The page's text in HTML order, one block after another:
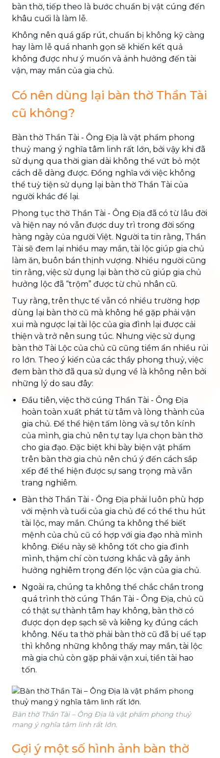
bàn thờ, tiếp theo là bước chuẩn bị vật cúng đến
khâu cuối là làm lễ.
Không nên quá gấp rút, chuẩn bị không kỹ càng
hay làm lễ quá nhanh gọn sẽ khiến kết quả
không được như ý muốn và ảnh hưởng đến tài
vận, may mắn của gia chủ.
Có nên dùng lại bàn thờ Thần Tài
cũ không?
Bàn thờ Thần Tài - Ông Địa là vật phẩm phong
thuỷ mang ý nghĩa tâm linh rất lớn, bởi vậy khi đã
sử dụng qua thời gian dài không thể vứt bỏ một
cách dễ dàng được. Đồng nghĩa với việc không
thể tuỳ tiện sử dụng lại bàn thờ Thần Tài của
người khác để lại.
Phong tục thờ Thần Tài - Ông Địa đã có từ lâu đời
và hiện nay nó vẫn được duy trì trong đời sống
hàng ngày của người Việt. Người ta tin rằng, Thần
Tài sẽ đem lại nhiều may mắn, tài lộc giúp gia chủ
làm ăn, buôn bán thịnh vượng. Nhiều người cũng
tin rằng, việc sử dụng lại bàn thờ cũ giúp gia chủ
hưởng lộc đã “trộm” được từ chủ nhân cũ.
Tuy rằng, trên thực tế vẫn có nhiều trường hợp
dùng lại bàn thờ cũ mà không hề gặp phải vận
xui mà ngược lại tài lộc của gia đình lại được cải
thiện và trở nên sung túc. Nhưng việc sử dụng
bàn thờ Tài Lộc của chủ cũ cũng tiềm ẩn nhiều rủi
ro lớn. Theo ý kiến của các thầy phong thuỷ, việc
đem bàn thờ đã qua sử dụng về là không nên bởi
những lý do sau đây:
Đầu tiên, việc thờ cúng Thần Tài - Ông Địa
hoàn toàn xuất phát từ tâm và lòng thành của
gia chủ. Để thể hiện tấm lòng và sự tôn kính
của mình, gia chủ nên tự tay lựa chọn bàn thờ
cho gia đạo. Đặc biệt khi bày biện vật phẩm
trên bàn thờ gia chủ nên chú ý đến cách sắp
xếp để thể hiện được sự sang trọng mà vẫn
trang nghiêm.
Bàn thờ Thần Tài - Ông Địa phải luôn phù hợp
với mệnh và tuổi của gia chủ để có thể thu hút
tài lộc, may mắn. Chúng ta không thể biết
mệnh của chủ cũ có hợp với gia đạo nhà mình
không. Điều này sẽ không tốt cho gia đình
mình, thậm chí còn tương khắc và gây ảnh
hưởng nghiêm trọng đến lộc vận của gia chủ.
Ngoài ra, chúng ta không thể chắc chắn trong
quá trình thờ cúng Thần Tài - Ông Địa, chủ cũ
có thật sự thành tâm hay không, bàn thờ có
được dọn dẹp sạch sẽ và kiêng kỵ đúng cách
không. Nếu ta thờ phải bàn thờ cũ đã bị uế tạp
thì không những không thấy may mắn, tài lộc
mà gia chủ còn gặp phải vận xui, tiền tài hao
tốn.
Bàn thờ Thần Tài – Ông Địa là vật phẩm phong thuỷ
mang ý nghĩa tâm linh rất lớn.
Gợi ý một số hình ảnh bàn thờ